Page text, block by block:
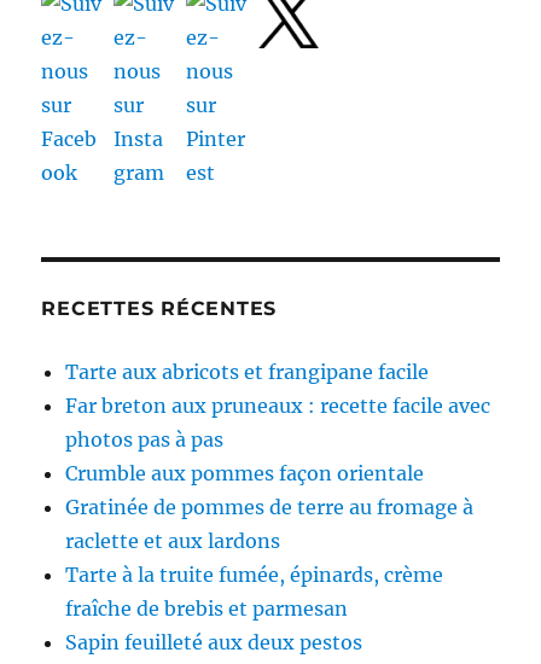
RECETTES RÉCENTES
Tarte aux abricots et frangipane facile
Far breton aux pruneaux : recette facile avec
photos pas à pas
Crumble aux pommes façon orientale
Gratinée de pommes de terre au fromage à
raclette et aux lardons
Tarte à la truite fumée, épinards, crème
fraîche de brebis et parmesan
Sapin feuilleté aux deux pestos